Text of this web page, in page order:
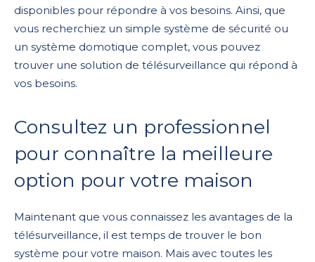
disponibles pour répondre à vos besoins. Ainsi, que
vous recherchiez un simple système de sécurité ou
un système domotique complet, vous pouvez
trouver une solution de télésurveillance qui répond à
vos besoins.
Consultez un professionnel
pour connaître la meilleure
option pour votre maison
Maintenant que vous connaissez les avantages de la
télésurveillance, il est temps de trouver le bon
système pour votre maison. Mais avec toutes les